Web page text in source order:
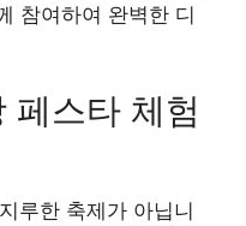
참여하여 완벽한 디
페스타 체험
루한 축제가 아닙니